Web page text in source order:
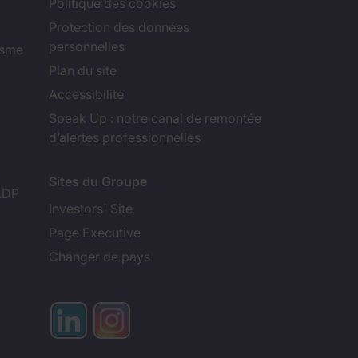
Politique des cookies
Protection des données
personnelles
Plan du site
Accessibilité
Speak Up : notre canal de remontée
d’alertes professionnelles
Sites du Groupe
Investors' Site
Page Executive
Changer de pays